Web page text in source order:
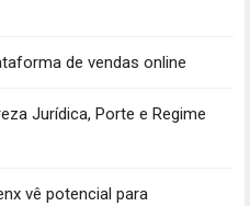
de vendas online
Jurídica, Porte e Regime
vê potencial para